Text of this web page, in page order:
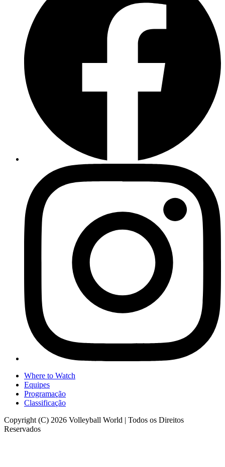
Where to Watch
Equipes
Programação
Classificação
Copyright (C) 2026 Volleyball World | Todos os Direitos
Reservados